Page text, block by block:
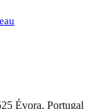
Évora, Portugal